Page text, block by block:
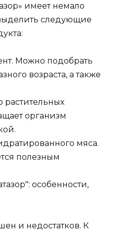
имеет немало
следующие
Можно подобрать
возраста, а также
растительных
организм
мяса.
полезным
и недостатков. К